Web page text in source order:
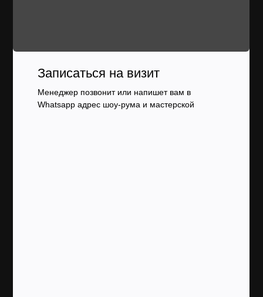
Записаться на визит
Менеджер позвонит или напишет вам в
Whatsapp адрес шоу-рума и мастерской